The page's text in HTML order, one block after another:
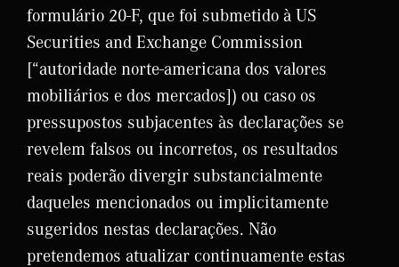
formulário 20-F, que foi submetido à US
Securities and Exchange Commission
[“autoridade norte-americana dos valores
mobiliários e dos mercados]) ou caso os
pressupostos subjacentes às declarações se
revelem falsos ou incorretos, os resultados
reais poderão divergir substancialmente
daqueles mencionados ou implicitamente
sugeridos nestas declarações. Não
pretendemos atualizar continuamente estas